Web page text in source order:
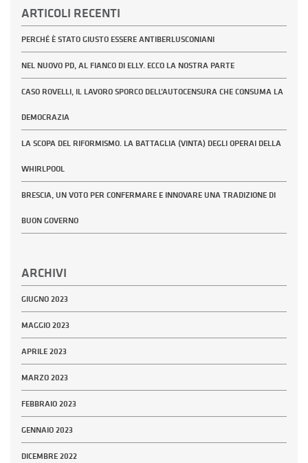
ARTICOLI RECENTI
PERCHÉ È STATO GIUSTO ESSERE ANTIBERLUSCONIANI
NEL NUOVO PD, AL FIANCO DI ELLY. ECCO LA NOSTRA PARTE
CASO ROVELLI, IL LAVORO SPORCO DELL’AUTOCENSURA CHE CONSUMA LA
DEMOCRAZIA
LA SCOPA DEL RIFORMISMO. LA BATTAGLIA (VINTA) DEGLI OPERAI DELLA
WHIRLPOOL
BRESCIA, UN VOTO PER CONFERMARE E INNOVARE UNA TRADIZIONE DI
BUON GOVERNO
ARCHIVI
GIUGNO 2023
MAGGIO 2023
APRILE 2023
MARZO 2023
FEBBRAIO 2023
GENNAIO 2023
DICEMBRE 2022